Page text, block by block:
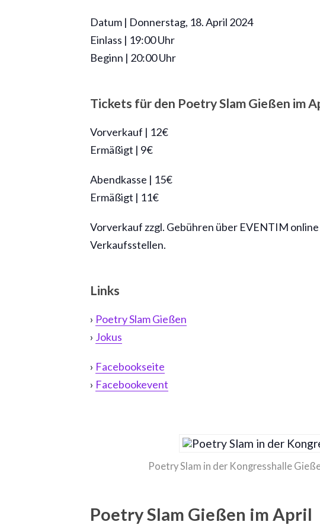
Datum | Donnerstag, 18. April 2024
Einlass | 19:00 Uhr
Beginn | 20:00 Uhr
Tickets für den Poetry Slam Gießen im
Vorverkauf | 12€
Ermäßigt | 9€
Abendkasse | 15€
Ermäßigt | 11€
Vorverkauf zzgl. Gebühren über EVENTIM online
Verkaufsstellen.
Links
› Poetry Slam Gießen
› Jokus
› Facebookseite
› Facebookevent
Poetry Slam in der Kongresshalle
Poetry Slam Gießen im April